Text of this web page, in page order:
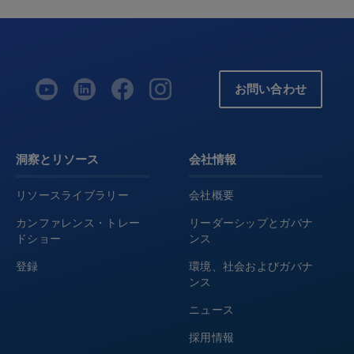
お問い合わせ
洞察とリソース
リソースライブラリー
カンファレンス・トレー
ドショー
登録
会社情報
会社概要
リーダーシップとガバナ
ンス
環境、社会およびガバナ
ンス
ニュース
採用情報